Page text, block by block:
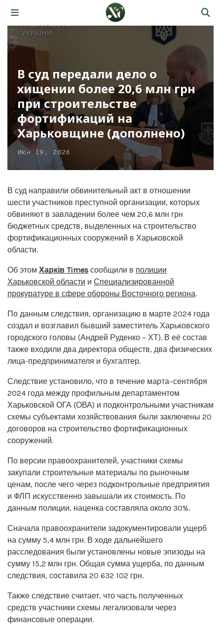
В суд передали дело о
хищении более 20,6 млн грн
при строительстве
фортификаций на
Харьковщине (дополнено)
Июн 19, 2026
В суд направили обвинительный акт в отношении
шести участников преступной организации, которых
обвиняют в завладении более чем 20,6 млн грн
бюджетных средств, выделенных на строительство
фортификационных сооружений в Харьковской
области.
Об этом Харків Times сообщили в полиции
Харьковской области и Специализированной
прокуратуре в сфере обороны Восточного региона.
По данным следствия, организацию в марте 2024 года
создал и возглавил бывший заместитель Харьковского
городского головы (Андрей Руденко – ХТ). В её состав
также входили два директора обществ, два физических
лица-предпринимателя и бухгалтер.
Следствие установило, что в течение марта–сентября
2024 года между профильным департаментом
Харьковской ОГА (ОВА) и подконтрольными участникам
схемы субъектами хозяйствования были заключены 20
договоров на строительство фортификационных
сооружений.
По версии правоохранителей, участники схемы
закупали строительные материалы по рыночным
ценам, после чего через подконтрольные предприятия
и ФЛП искусственно завышали их стоимость. По
данным полиции, наценка составляла около 30%.
Сначала правоохранители задокументировали ущерб
на сумму 5,4 млн грн. В ходе дальнейшего
расследования были установлены новые эпизоды на
сумму 15,2 млн грн. Общая сумма ущерба, по данным
следствия, составила 20 632 102 грн.
Также следствие считает, что часть полученных
средств участники схемы легализовали через
финансовые операции.